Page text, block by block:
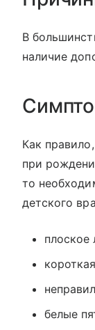
В
наличие
Как
при
то
детского
плоское
белые